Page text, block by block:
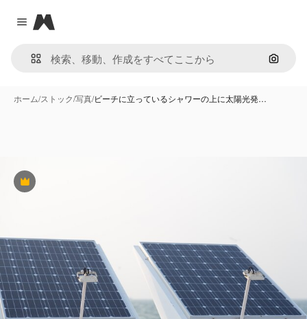
Close menu
Magnific
画像で
ホーム/ストック/写真/ビーチに立っているシャワーの上に太陽光発…
Premium